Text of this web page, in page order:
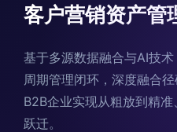
客户营销资产管
基于多源数据融合与AI技
周期管理闭环，深度融合
B2B企业实现从粗放到精
跃迁。